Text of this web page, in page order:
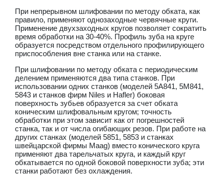
При непрерывном шлифовании по методу обката, как
правило, применяют однозаходные червячные круги.
Применение двухзаходных кругов позволяет сократить
время обработки на 30-40%. Профиль зуба на круге
образуется посредством отдельного профилирующего
приспособления вне станка или на станке.
При шлифовании по методу обката с периодическим
делением применяются два типа станков. При
использовании одних станков (моделей 5А841, 5М841,
5843 и станков фирм Niles и Hafler) боковая
поверхность зубьев образуется за счет обката
коническим шлифовальным кругом; точность
обработки при этом зависит как от погрешностей
станка, так и от числа огибающих резов. При работе на
других станках (моделей 5851, 5853 и станках
швейцарской фирмы Maag) вместо конического круга
применяют два тарельчатых круга, и каждый круг
обкатывается по одной боковой поверхности зуба; эти
станки работают без охлаждения.